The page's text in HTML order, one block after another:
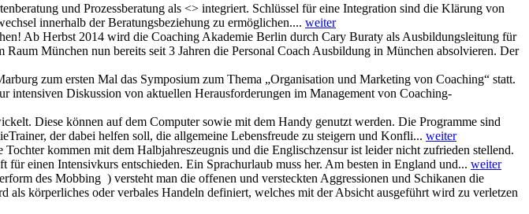
und Prozessberatung als <> integriert. Schlüssel für eine Integration sind die Klärung von
innerhalb der Beratungsbeziehung zu ermöglichen.... weiter
Ab Herbst 2014 wird die Coaching Akademie Berlin durch Cary Buraty als Ausbildungsleitung für
München nun bereits seit 3 Jahren die Personal Coach Ausbildung in München absolvieren. Der
zum ersten Mal das Symposium zum Thema „Organisation und Marketing von Coaching“ statt.
intensiven Diskussion von aktuellen Herausforderungen im Management von Coaching-
Diese können auf dem Computer sowie mit dem Handy genutzt werden. Die Programme sind
der dabei helfen soll, die allgemeine Lebensfreude zu steigern und Konfli... weiter
kommen mit dem Halbjahreszeugnis und die Englischzensur ist leider nicht zufrieden stellend.
einen Intensivkurs entschieden. Ein Sprachurlaub muss her. Am besten in England und... weiter
des Mobbing ) versteht man die offenen und versteckten Aggressionen und Schikanen die
körperliches oder verbales Handeln definiert, welches mit der Absicht ausgeführt wird zu verletzen